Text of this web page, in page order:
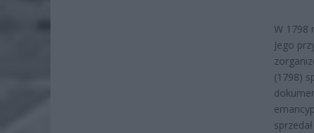
W 1798
Jego
(1798)